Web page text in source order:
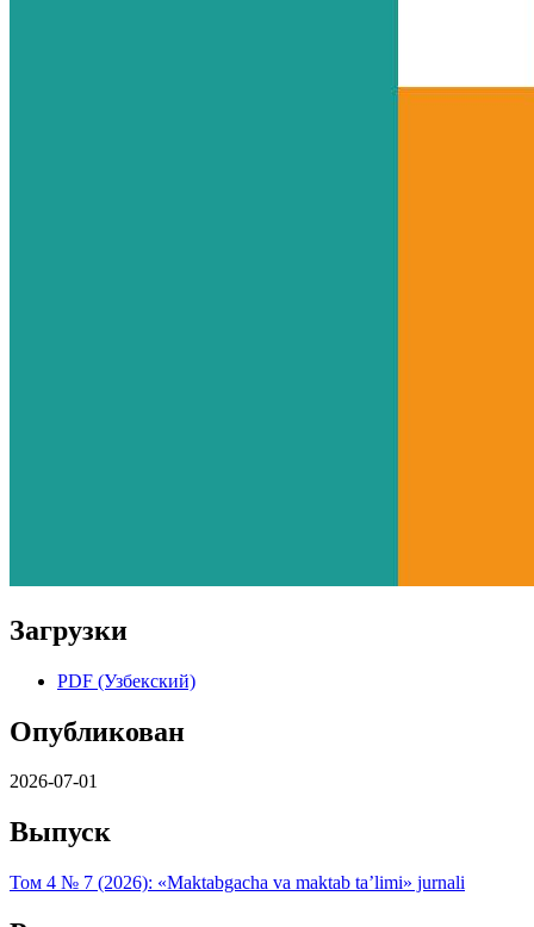
Загрузки
PDF (Узбекский)
Опубликован
2026-07-01
Выпуск
Том 4 № 7 (2026): «Maktabgacha va maktab ta’limi» jurnali